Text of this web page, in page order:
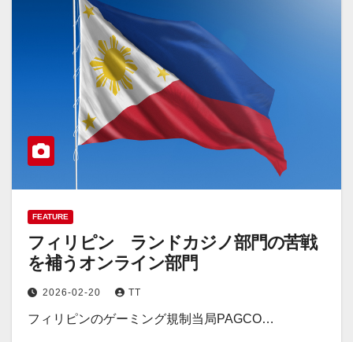
FEATURE
フィリピン ランドカジノ部門の苦戦
を補うオンライン部門
2026-02-20 TT
フィリピンのゲーミング規制当局PAGCO…